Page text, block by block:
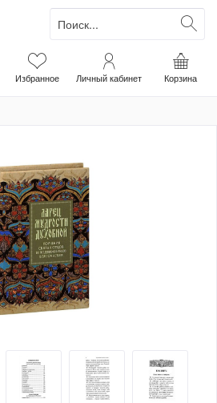
Корзина
Избранное Личный кабинет